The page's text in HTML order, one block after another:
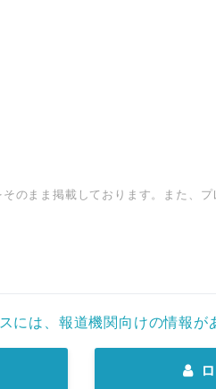
のまま掲載しております。また、
には、報道機関向けの情報が